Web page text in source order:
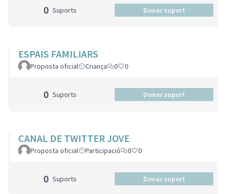
0 Suports Donar suport
ESPAIS FAMILIARS
Proposta oficial Criança 0 0
0 Suports Donar suport
CANAL DE TWITTER JOVE
Proposta oficial Participació 0 0
0 Suports Donar suport